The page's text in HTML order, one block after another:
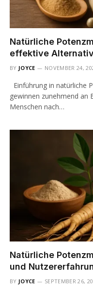
Natürliche
effektive
BY JOYCE NOVEMBER 24,
Einführung in natürliche
gewinnen zunehmend an
Menschen nach…
Natürliche
und
BY JOYCE SEPTEMBER 26,